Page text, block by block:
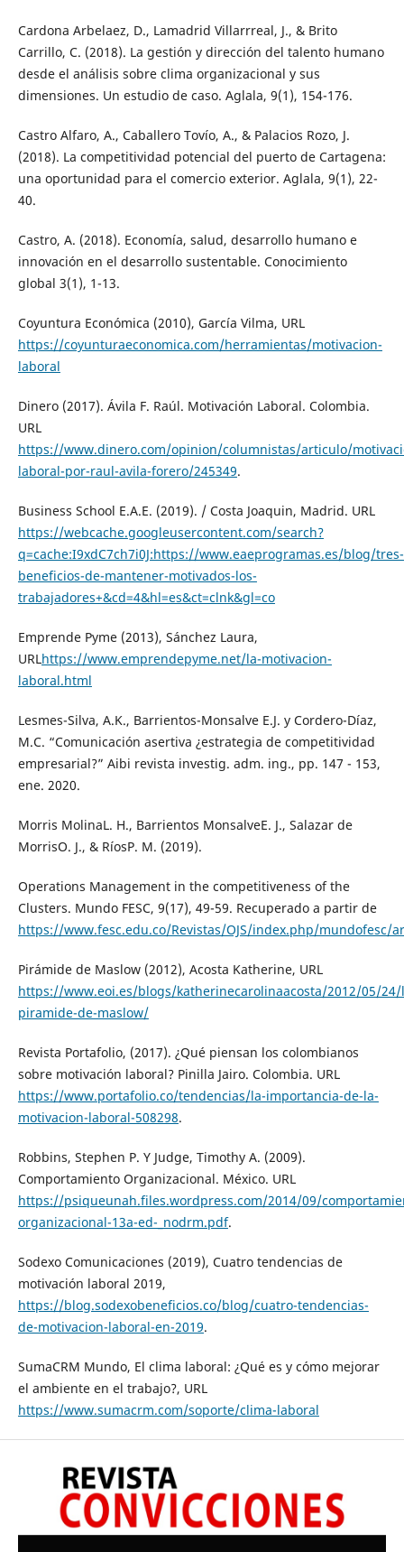
Cardona Arbelaez, D., Lamadrid Villarrreal, J., & Brito
Carrillo, C. (2018). La gestión y dirección del talento humano
desde el análisis sobre clima organizacional y sus
dimensiones. Un estudio de caso. Aglala, 9(1), 154-176.
Castro Alfaro, A., Caballero Tovío, A., & Palacios Rozo, J.
(2018). La competitividad potencial del puerto de Cartagena:
una oportunidad para el comercio exterior. Aglala, 9(1), 22-
40.
Castro, A. (2018). Economía, salud, desarrollo humano e
innovación en el desarrollo sustentable. Conocimiento
global 3(1), 1-13.
Coyuntura Económica (2010), García Vilma, URL
https://coyunturaeconomica.com/herramientas/motivacion-
laboral
Dinero (2017). Ávila F. Raúl. Motivación Laboral. Colombia.
URL
https://www.dinero.com/opinion/columnistas/articulo/
laboral-por-raul-avila-forero/245349.
Business School E.A.E. (2019). / Costa Joaquin, Madrid. URL
https://webcache.googleusercontent.com/search?
q=cache:I9xdC7ch7i0J:https://www.eaeprogramas.es/blog/tres-
beneficios-de-mantener-motivados-los-
trabajadores+&cd=4&hl=es&ct=clnk&gl=co
Emprende Pyme (2013), Sánchez Laura,
URLhttps://www.emprendepyme.net/la-motivacion-
laboral.html
Lesmes-Silva, A.K., Barrientos-Monsalve E.J. y Cordero-Díaz,
M.C. “Comunicación asertiva ¿estrategia de competitividad
empresarial?” Aibi revista investig. adm. ing., pp. 147 - 153,
ene. 2020.
Morris MolinaL. H., Barrientos MonsalveE. J., Salazar de
MorrisO. J., & RíosP. M. (2019).
Operations Management in the competitiveness of the
Clusters. Mundo FESC, 9(17), 49-59. Recuperado a partir de
https://www.fesc.edu.co/Revistas/OJS/index.php/mundofesc/
Pirámide de Maslow (2012), Acosta Katherine, URL
https://www.eoi.es/blogs/katherinecarolinaacosta/2012/05/24/
piramide-de-maslow/
Revista Portafolio, (2017). ¿Qué piensan los colombianos
sobre motivación laboral? Pinilla Jairo. Colombia. URL
https://www.portafolio.co/tendencias/la-importancia-de-la-
motivacion-laboral-508298.
Robbins, Stephen P. Y Judge, Timothy A. (2009).
Comportamiento Organizacional. México. URL
https://psiqueunah.files.wordpress.com/2014/09/
organizacional-13a-ed-_nodrm.pdf.
Sodexo Comunicaciones (2019), Cuatro tendencias de
motivación laboral 2019,
https://blog.sodexobeneficios.co/blog/cuatro-tendencias-
de-motivacion-laboral-en-2019.
SumaCRM Mundo, El clima laboral: ¿Qué es y cómo mejorar
el ambiente en el trabajo?, URL
https://www.sumacrm.com/soporte/clima-laboral